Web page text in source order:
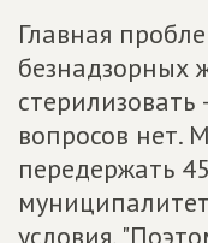
Главная
безнадзорных
стерилизовать
вопросов нет.
передержать
условия.